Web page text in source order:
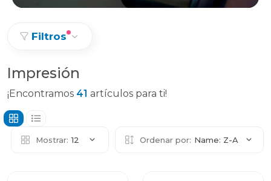
Filtros
Impresión
¡Encontramos 41 artículos para ti!
Mostrar: 12 Ordenar por: Name: Z-A